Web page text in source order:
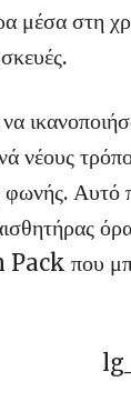
μέσα
νέους
Αυτό
που